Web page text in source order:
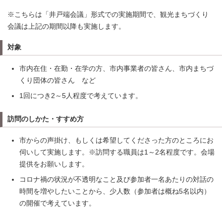
※こちらは「井戸端会議」形式での実施期間で、観光まちづくり
会議は上記の期間以降も実施します。
対象
市内在住・在勤・在学の方、市内事業者の皆さん、市内まちづ
くり団体の皆さん など
1回につき2～5人程度で考えています。
訪問のしかた・すすめ方
市からの声掛け、もしくは希望してくださった方のところにお
伺いして実施します。※訪問する職員は1～2名程度です。会場
提供をお願いします。
コロナ禍の状況が不透明なこと及び参加者一名あたりの対話の
時間を増やしたいことから、少人数（参加者は概ね5名以内）
の開催で考えています。